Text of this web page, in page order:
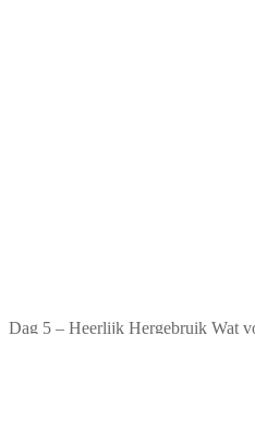
Dag 5 – Heerlijk Hergebruik Wat